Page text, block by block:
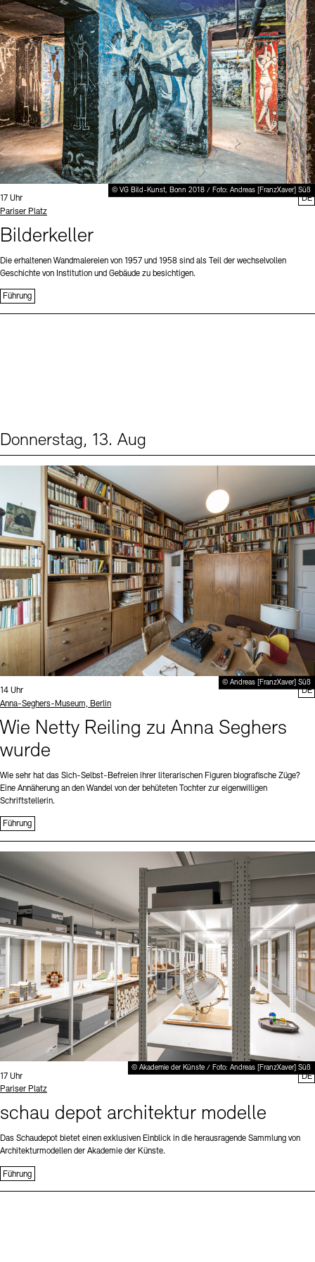
Stellenangebote Newsletter Presse
Nachhaltigkeit Kontakt
Digitale Sammlungen Exil-Archive
© VG Bild-Kunst, Bonn 2018 / Foto: Andreas [FranzXaver] Süß
Uhrzeit:
17 Uhr
Standort
Pariser Platz
Bilderkeller
Die erhaltenen Wandmalereien von 1957 und 1958 sind als Teil der wechselvollen
Geschichte von Institution und Gebäude zu besichtigen.
Führung
DE
Donnerstag, 13. Aug
© Andreas [FranzXaver] Süß
Uhrzeit:
14 Uhr
Standort
Anna-Seghers-Museum, Berlin
Wie Netty Reiling zu Anna Seghers
wurde
Wie sehr hat das Sich-Selbst-Befreien ihrer literarischen Figuren biografische Züge?
Eine Annäherung an den Wandel von der behüteten Tochter zur eigenwilligen
Schriftstellerin.
Führung
DE
© Akademie der Künste / Foto: Andreas [FranzXaver] Süß
Uhrzeit:
17 Uhr
Standort
Pariser Platz
schau depot architektur modelle
Das Schaudepot bietet einen exklusiven Einblick in die herausragende Sammlung von
Architekturmodellen der Akademie der Künste.
Führung
DE